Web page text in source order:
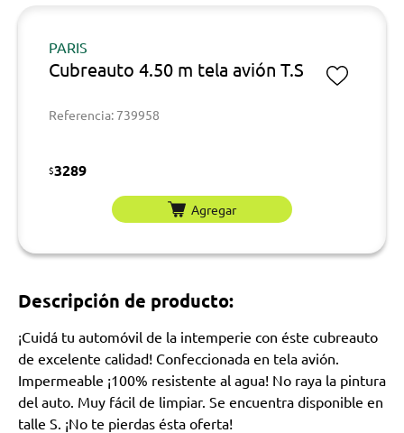
PARIS
Cubreauto 4.50 m tela avión T.S
Referencia: 739958
$3289
Agregar
Descripción de producto:
¡Cuidá tu automóvil de la intemperie con éste cubreauto
de excelente calidad! Confeccionada en tela avión.
Impermeable ¡100% resistente al agua! No raya la pintura
del auto. Muy fácil de limpiar. Se encuentra disponible en
talle S. ¡No te pierdas ésta oferta!